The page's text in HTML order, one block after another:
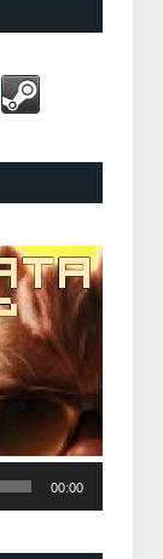
Audio
Player
00:00